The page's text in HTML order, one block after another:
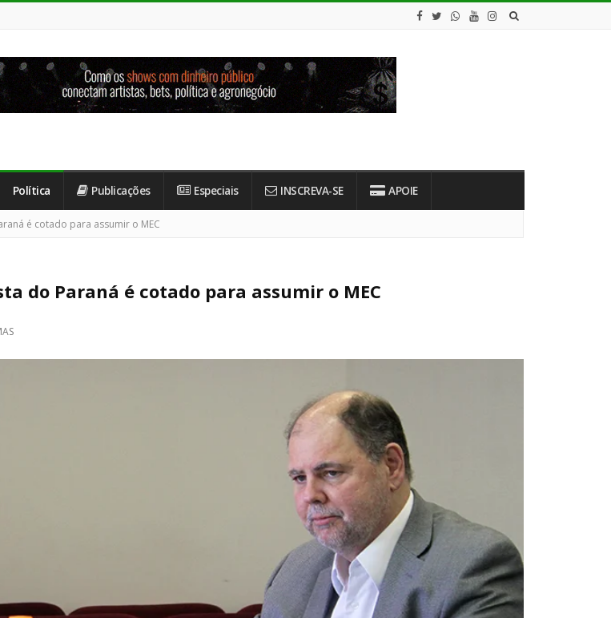
Política Publicações Especiais INSCREVA-SE APOIE
é cotado para assumir o MEC
do Paraná é cotado para assumir o MEC